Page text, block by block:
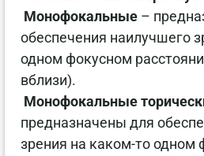
Монофокальные –
обеспечения наилучшего
одном фокусном
вблизи).
Монофокальные
предназначены для
зрения на каком-то одном